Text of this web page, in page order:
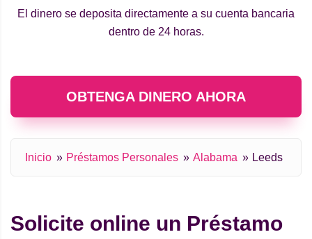
El dinero se deposita directamente a su cuenta bancaria
dentro de 24 horas.
OBTENGA DINERO AHORA
Inicio Préstamos Personales Alabama Leeds
Solicite online un Préstamo